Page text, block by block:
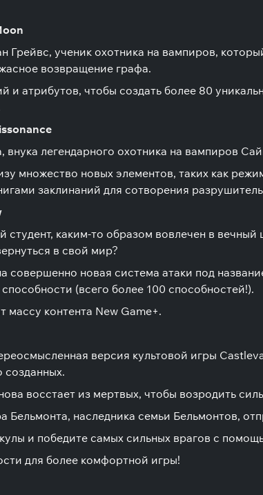
Грейвс, ученик охотника на вампиров,
возвращение графа.
и атрибутов, чтобы создать более 80
легендарного охотника на вампиров
множество новых элементов, таких как
заклинаний для сотворения
студент, каким-то образом вовлечен в
в свой мир?
совершенно новая система атаки под
(всего более 100 способностей!).
контента New Game+.
версия культовой игры
созданных.
восстает из мертвых, чтобы возродить
Бельмонта, наследника семьи Бельмонтов,
и победите самых сильных врагов с
для более комфортной игры!